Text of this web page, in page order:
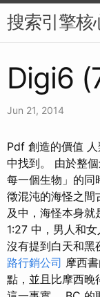
搜索引擎核
Digi6
Jun 21, 2014
Pdf 創造的價值
中找到。 由於整
每一個生物」的同
徵混沌的海怪之間
及中，海怪本身
1:27 中，男人和
沒有提到白天和黑
路行銷公司 摩西
點，並且比摩西晚